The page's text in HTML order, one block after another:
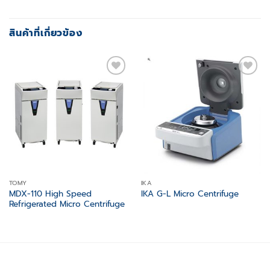
สินค้าที่เกี่ยวข้อง
Add to
wishlist
TOMY
MDX-110 High Speed
Refrigerated Micro Centrifuge
Add to
wishlist
IKA
IKA G-L Micro Centrifuge